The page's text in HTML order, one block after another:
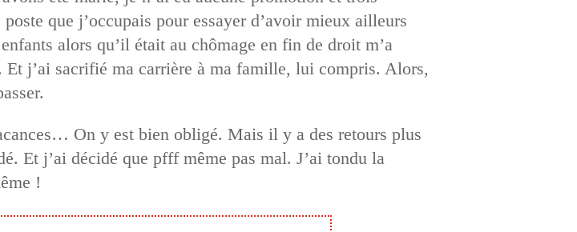
que j’occupais pour essayer d’avoir mieux ailleurs
alors qu’il était au chômage en fin de droit m’a
j’ai sacrifié ma carrière à ma famille, lui compris. Alors,
On y est bien obligé. Mais il y a des retours plus
Et j’ai décidé que pfff même pas mal. J’ai tondu la
!